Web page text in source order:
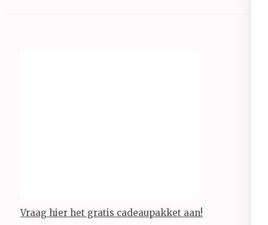
Vraag hier het gratis cadeaupakket aan!